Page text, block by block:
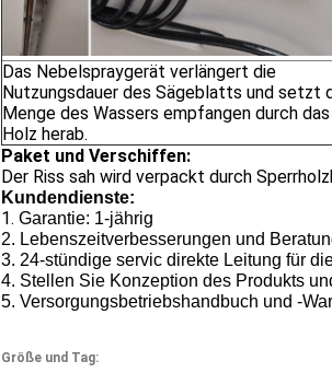
Das Nebelspraygerät verlängert die
Nutzungsdauer des Sägeblatts und setzt
Menge des Wassers empfangen durch das
Holz herab.
Paket und Verschiffen:
Der Riss sah wird verpackt durch
Kundendienste:
1. Garantie: 1-jährig
2. Lebenszeitverbesserungen und
3. 24-stündige servic direkte Leitung für
4. Stellen Sie Konzeption des Produkts
5. Versorgungsbetriebshandbuch und -
Größe und Tag: